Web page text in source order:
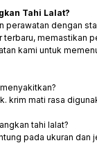
Tahi Lalat?
perawatan dengan
memastikan
kami untuk
krim mati rasa
tahi lalat?
pada ukuran